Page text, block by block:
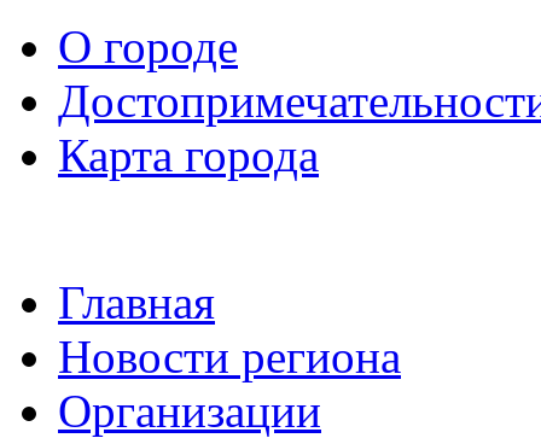
О городе
Карта города
Главная
Новости региона
Организации